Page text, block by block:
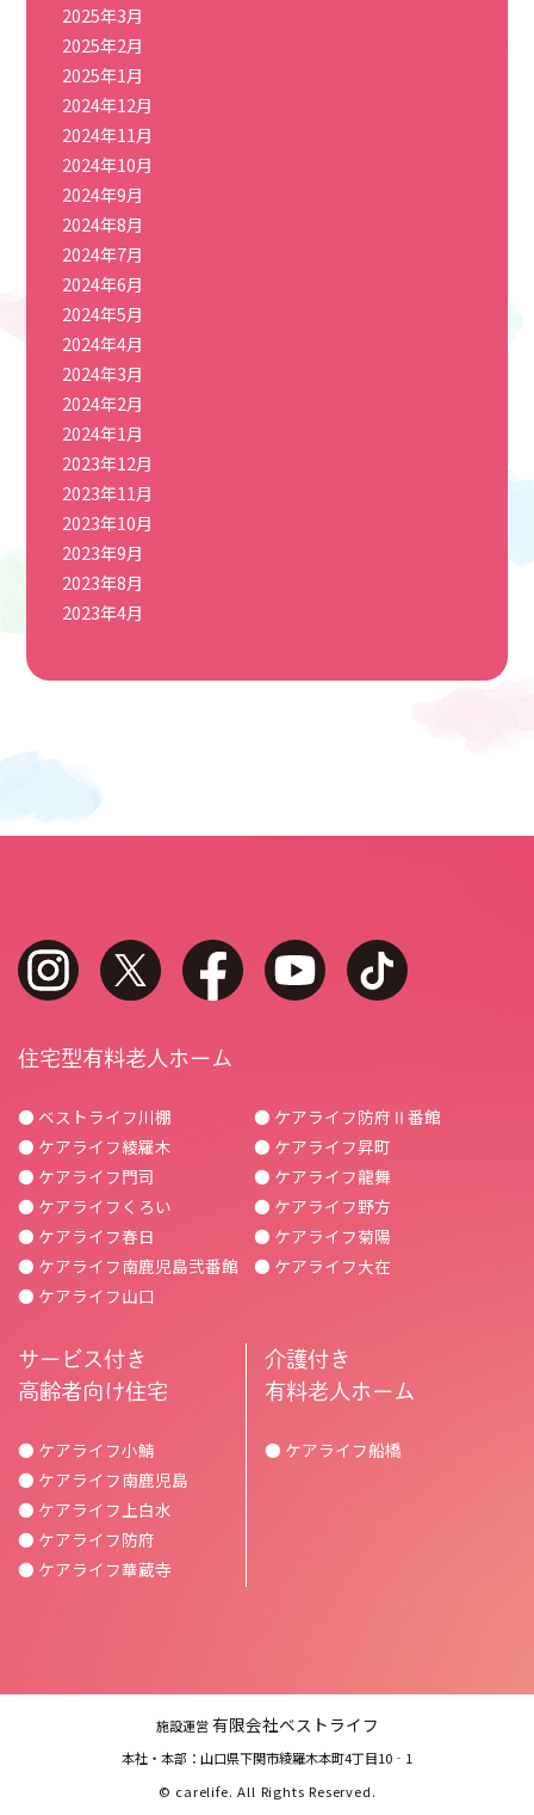
2025年3月
2025年2月
2025年1月
2024年12月
2024年11月
2024年10月
2024年9月
2024年8月
2024年7月
2024年6月
2024年5月
2024年4月
2024年3月
2024年2月
2024年1月
2023年12月
2023年11月
2023年10月
2023年9月
2023年8月
2023年4月
instagram twitter facebook youtube
住宅型有料老人ホーム
● ベストライフ川棚
● ケアライフ綾羅木
● ケアライフ門司
● ケアライフくろい
● ケアライフ春日
● ケアライフ南鹿児島弐番館
● ケアライフ山口
● ケアライフ防府Ⅱ番館
● ケアライフ昇町
● ケアライフ龍舞
● ケアライフ野方
● ケアライフ菊陽
● ケアライフ大在
サービス付き
高齢者向け住宅
● ケアライフ小鯖
● ケアライフ南鹿児島
● ケアライフ上白水
● ケアライフ防府
● ケアライフ華蔵寺
介護付き
有料老人ホーム
● ケアライフ船橋
施設運営有限会社ベストライフ
本社・本部：山口県下関市綾羅木本町4丁目10‐1
© carelife. All Rights Reserved.